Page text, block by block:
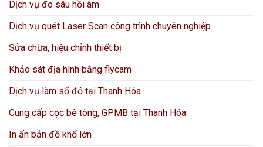
Dịch vụ đo sâu hồi âm
Dịch vụ quét Laser Scan công trình chuyên nghiệp
Sửa chữa, hiệu chỉnh thiết bị
Khảo sát địa hình bằng flycam
Dịch vụ làm sổ đỏ tại Thanh Hóa
Cung cấp cọc bê tông, GPMB tại Thanh Hóa
In ấn bản đồ khổ lớn